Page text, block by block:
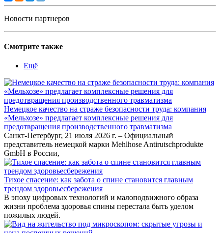
Новости партнеров
Смотрите также
Ещё
Немецкое качество на страже безопасности труда: компания
«Мельхозе» предлагает комплексные решения для
предотвращения производственного травматизма
Санкт-Петербург, 21 июля 2026 г. – Официальный
представитель немецкой марки Mehlhose Antirutschprodukte
GmbH в России,
Тихое спасение: как забота о спине становится главным
трендом здоровьесбережения
В эпоху цифровых технологий и малоподвижного образа
жизни проблема здоровья спины перестала быть уделом
пожилых людей.